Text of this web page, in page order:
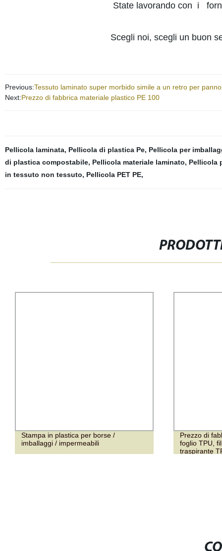
State lavorando con i
Scegli noi, scegli un buon
Previous:Tessuto laminato super morbido simile a un retro per
Next:Prezzo di fabbrica materiale plastico PE 100
Pellicola laminata, Pellicola di plastica Pe, Pellicola per
di plastica compostabile, Pellicola materiale laminato, Pellicola
in tessuto non tessuto, Pellicola PET PE,
Prezzo di fabbrica di film TPU, film PU,
foglio TPU, film impermeabile e
Copertura
tessuto
laminato in